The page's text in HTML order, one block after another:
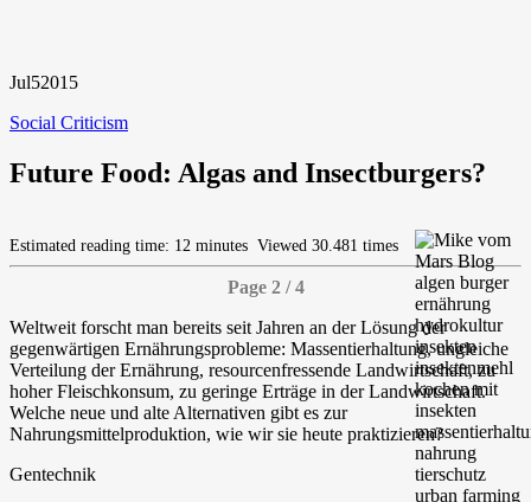
Jul52015
Social Criticism
Future Food: Algas and Insectburgers?
Estimated reading time: 12 minutes Viewed 30.481 times
Page 2 / 4
Weltweit forscht man bereits seit Jahren an der Lösung der
gegenwärtigen Ernährungsprobleme: Massentierhaltung, ungleiche
Verteilung der Ernährung, resourcenfressende Landwirtschaft, zu
hoher Fleischkonsum, zu geringe Erträge in der Landwirtschaft.
Welche neue und alte Alternativen gibt es zur
Nahrungsmittelproduktion, wie wir sie heute praktizieren?
Gentechnik